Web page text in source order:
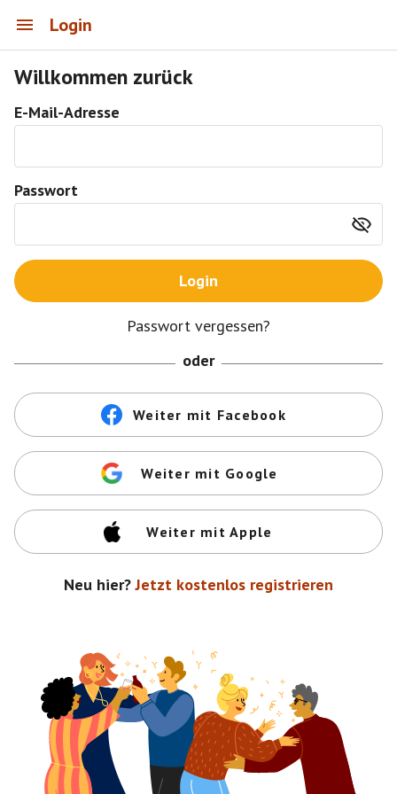
Login
Willkommen zurück
E-Mail-Adresse
Passwort
Login
Passwort vergessen?
oder
Weiter mit Facebook
Weiter mit Google
Weiter mit Apple
Neu hier? Jetzt kostenlos registrieren